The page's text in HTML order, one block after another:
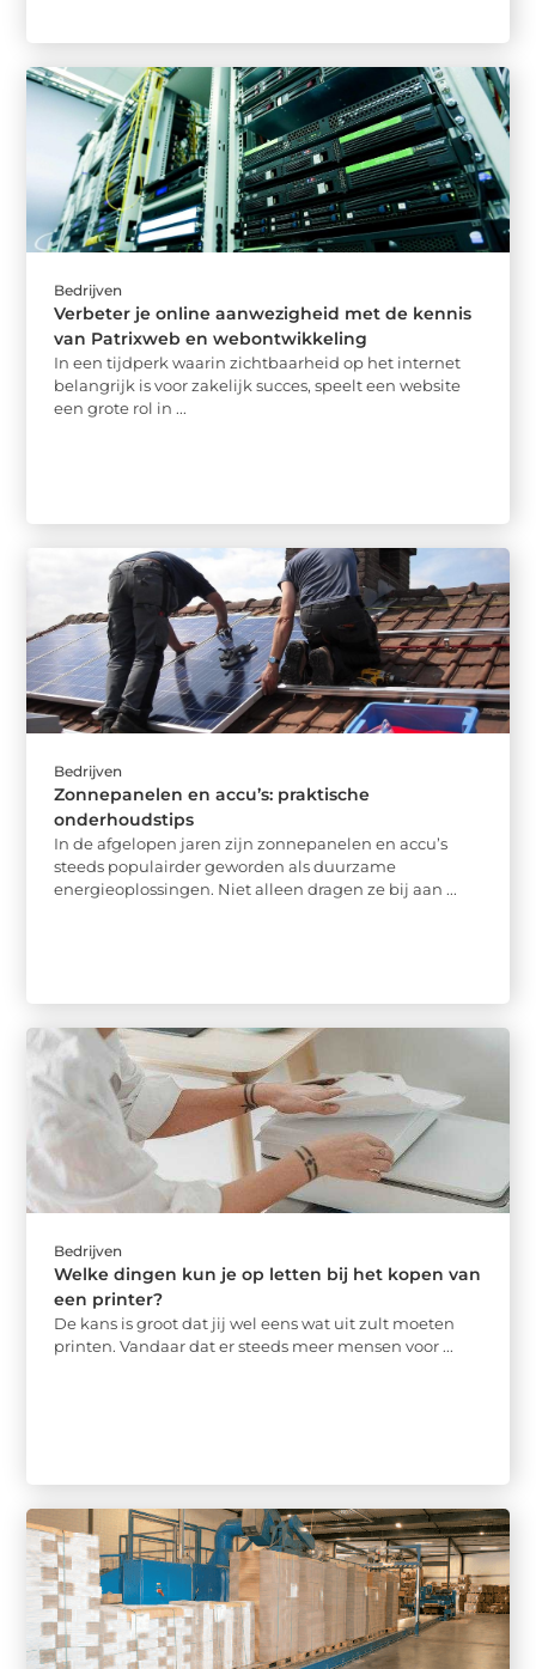
Bedrijven
Verbeter je online aanwezigheid met de kennis
van Patrixweb en webontwikkeling
In een tijdperk waarin zichtbaarheid op het internet
belangrijk is voor zakelijk succes, speelt een website
een grote rol in ...
Bedrijven
Zonnepanelen en accu’s: praktische
onderhoudstips
In de afgelopen jaren zijn zonnepanelen en accu’s
steeds populairder geworden als duurzame
energieoplossingen. Niet alleen dragen ze bij aan ...
Bedrijven
Welke dingen kun je op letten bij het kopen van
een printer?
De kans is groot dat jij wel eens wat uit zult moeten
printen. Vandaar dat er steeds meer mensen voor ...